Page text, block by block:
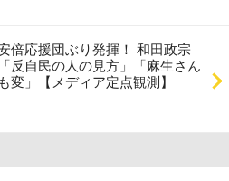
倍応援団ぶり発揮！ 和田政宗
反自民の人の見方」「麻生さん
変」【メディア定点観測】